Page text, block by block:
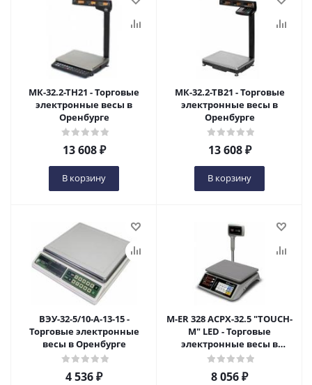
МК-32.2-ТН21 - Торговые
электронные весы в
Оренбурге
13 608₽
В корзину
МК-32.2-ТВ21 - Торговые
электронные весы в
Оренбурге
13 608₽
В корзину
ВЭУ-32-5/10-А-13-15 -
Торговые электронные
весы в Оренбурге
4 536₽
M-ER 328 ACPX-32.5 "TOUCH-
M" LED - Торговые
электронные весы в
Оренбурге
8 056₽